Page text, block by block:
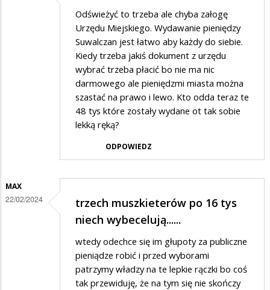
Odświeżyć to trzeba ale chyba załogę
Urzędu Miejskiego. Wydawanie pieniędzy
Suwalczan jest łatwo aby każdy do siebie.
Kiedy trzeba jakiś dokument z urzędu
wybrać trzeba płacić bo nie ma nic
darmowego ale pieniędzmi miasta można
szastać na prawo i lewo. Kto odda teraz te
48 tys które zostały wydane ot tak sobie
lekką ręką?
ODPOWIEDZ
MAX
22/02/2024
trzech muszkieterów po 16 tys
niech wybecelują......
wtedy odechce się im głupoty za publiczne
pieniądze robić i przed wyborami
patrzymy władzy na te lepkie rączki bo coś
tak przewiduję, że na tym się nie skończy